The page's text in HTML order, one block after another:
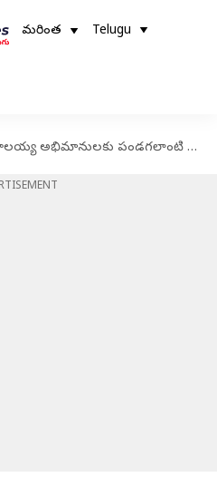
మరింత Telugu
అభిమానులకు పండగలాంటి వార్త: భగవంత్ కేసరి టీజర్ విడుదలకు టైమ్ ఫిక్స్